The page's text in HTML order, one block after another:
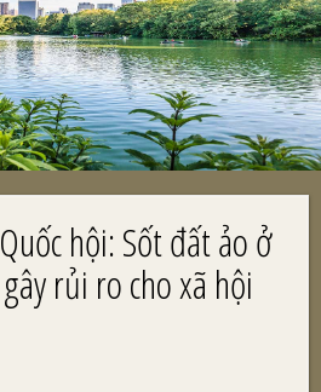
hội: Sốt đất ảo ở
rủi ro cho xã hội